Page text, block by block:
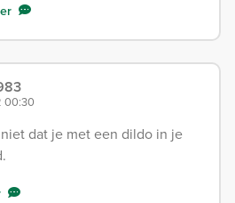
00:30
dat je met een dildo in je